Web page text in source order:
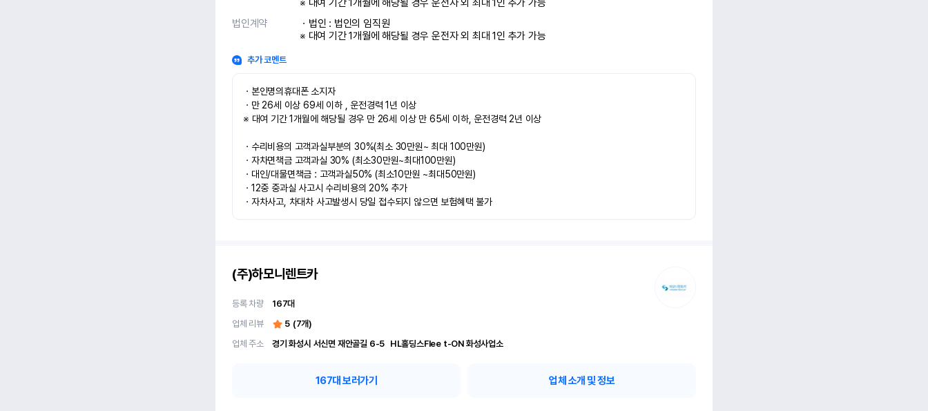
※ 대여 기간 1개월에 해당될 경우 운전자 외 최대 1인 추가 가능
법인계약
ㆍ법인 : 법인의 임직원
※ 대여 기간 1개월에 해당될 경우 운전자 외 최대 1인 추가 가능
추가 코멘트
ㆍ본인명의휴대폰 소지자
ㆍ만 26세 이상 69세 이하 , 운전경력 1년 이상
※ 대여 기간 1개월에 해당될 경우 만 26세 이상 만 65세 이하, 운전경력 2년 이상
ㆍ수리비용의 고객과실부분의 30%(최소 30만원~ 최대 100만원)
ㆍ자차면책금 고객과실 30% (최소30만원~최대100만원)
ㆍ대인/대물면책금 : 고객과실50% (최소10만원 ~최대50만원)
ㆍ12중 중과실 사고시 수리비용의 20% 추가
ㆍ자차사고, 차대차 사고발생시 당일 접수되지 않으면 보험혜택 불가
(주)하모니렌트카
등록 차량 167대
업체 리뷰
5 (7개)
업체 주소
경기 화성시 서신면 재안골길 6-5	 HL홀딩스Flee t-ON 화성사업소
167대 보러가기 업체 소개 및 정보